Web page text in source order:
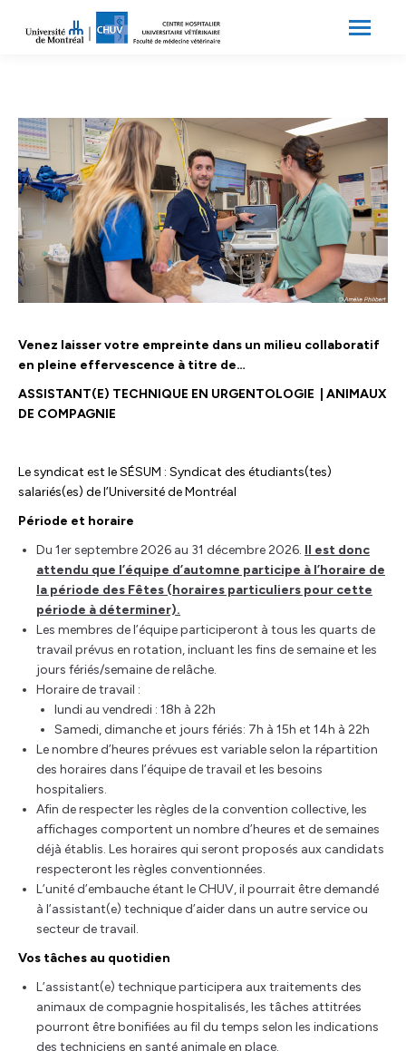
Venez laisser votre empreinte dans un milieu collaboratif
en pleine effervescence à titre de…
ASSISTANT(E) TECHNIQUE EN URGENTOLOGIE
ANIMAUX
DE COMPAGNIE
Le syndicat est le SÉSUM : Syndicat des étudiants(tes)
salariés(es) de l’Université de Montréal
Période et horaire
Du 1er septembre 2026 au 31 décembre 2026. Il est donc
attendu que l’équipe d’automne participe à l’horaire de
la période des Fêtes (horaires particuliers pour cette
période à déterminer).
Les membres de l’équipe participeront à tous les quarts de
travail prévus en rotation, incluant les fins de semaine et les
jours fériés/semaine de relâche.
Horaire de travail :
lundi au vendredi : 18h à 22h
Samedi, dimanche et jours fériés: 7h à 15h et 14h à 22h
Le nombre d’heures prévues est variable selon la répartition
des horaires dans l’équipe de travail et les besoins
hospitaliers.
Afin de respecter les règles de la convention collective, les
affichages comportent un nombre d’heures et de semaines
déjà établis. Les horaires qui seront proposés aux candidats
respecteront les règles conventionnées.
L’unité d’embauche étant le CHUV, il pourrait être demandé
à l’assistant(e) technique d’aider dans un autre service ou
secteur de travail.
Vos tâches au quotidien
L’assistant(e) technique participera aux traitements des
animaux de compagnie hospitalisés, les tâches attitrées
pourront être bonifiées au fil du temps selon les indications
des techniciens en santé animale en place.